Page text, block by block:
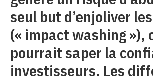
seul but d’enjoliver
(« impact washing »),
pourrait saper la
investisseurs. Les